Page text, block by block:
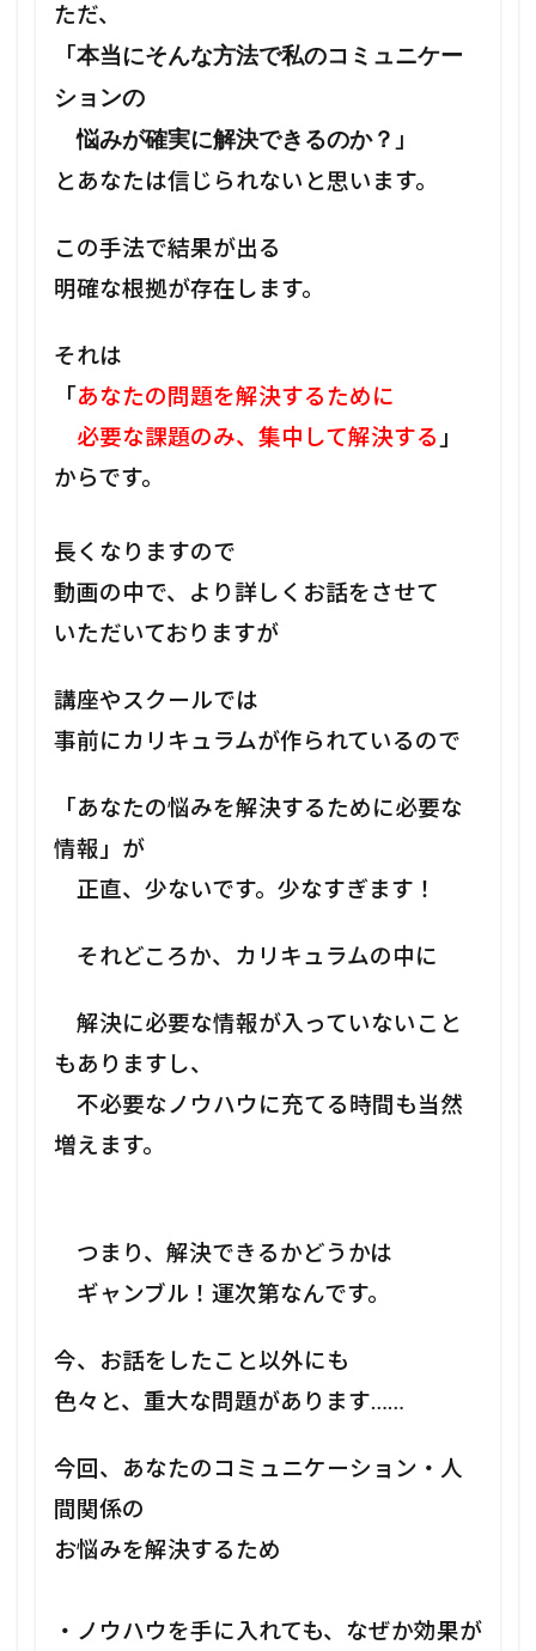
ただ、
「本当にそんな方法で私のコミュニケー
ションの
悩みが確実に解決できるのか？ 」
とあなたは信じられないと思います。
この手法で結果が出る
明確な根拠が存在します。
それは
「あなたの問題を解決するために
必要な課題のみ、集中して解決する 」
からです。
長くなりますので
動画の中で、より詳しくお話をさせて
いただいておりますが
講座やスクールでは
事前にカリキュラムが作られているので
「あなたの悩みを解決するために必要な
情報」が
正直、少ないです。少なすぎます！
それどころか、カリキュラムの中に
解決に必要な情報が入っていないこと
もありますし、
不必要なノウハウに充てる時間も当然
増えます。
つまり、解決できるかどうかは
ギャンブル！運次第なんです。
今、お話をしたこと以外にも
色々と、重大な問題があります……
今回、あなたのコミュニケーション・人
間関係の
お悩みを解決するため
・ノウハウを手に入れても、なぜか効果が